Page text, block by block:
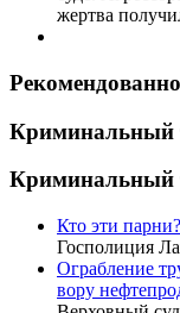
жертва
Криминальный
Криминальный
Кто эти
Госполиция
Ограбление
вору